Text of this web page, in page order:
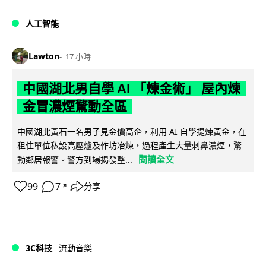
人工智能
Lawton 17 小時
中國湖北男自學 AI 「煉金術」 屋內煉
金冒濃煙驚動全區
中國湖北黃石一名男子見金價高企，利用 AI 自學提煉黃金，在
租住單位私設高壓爐及作坊冶煉，過程產生大量刺鼻濃煙，驚
動鄰居報警。警方到場揭發整...
閱讀全文
99 7 ↗ 分享
3C科技 流動音樂